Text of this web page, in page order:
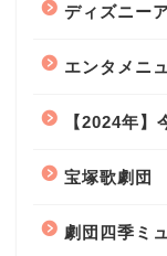
ディズニー
エンタメニ
【2024年
宝塚歌劇団
劇団四季ミ